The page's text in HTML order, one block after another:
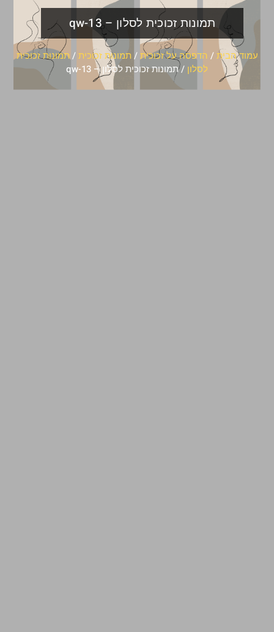
תמונות זכוכית לסלון – qw-13
עמוד הבית/ הדפסה על זכוכית/ תמונות זכוכית/תמונות זכוכית
לסלון / תמונות זכוכית לסלון – qw-13